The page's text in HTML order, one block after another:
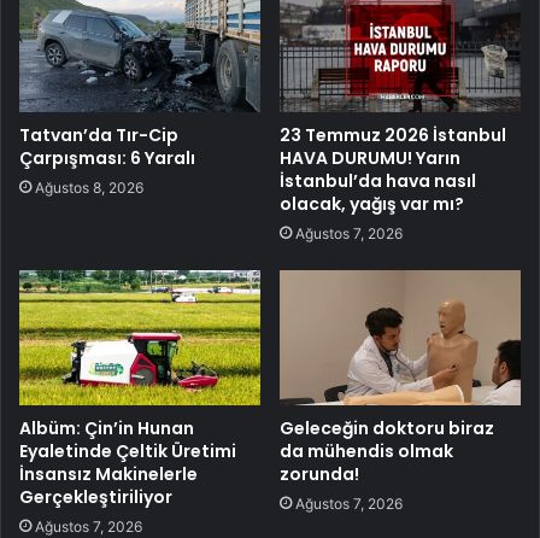
Tatvan’da Tır-Cip
Çarpışması: 6 Yaralı
Ağustos 8, 2026
23 Temmuz 2026 İstanbul
HAVA DURUMU! Yarın
İstanbul’da hava nasıl
olacak, yağış var mı?
Ağustos 7, 2026
Albüm: Çin’in Hunan
Eyaletinde Çeltik Üretimi
İnsansız Makinelerle
Gerçekleştiriliyor
Ağustos 7, 2026
Geleceğin doktoru biraz
da mühendis olmak
zorunda!
Ağustos 7, 2026